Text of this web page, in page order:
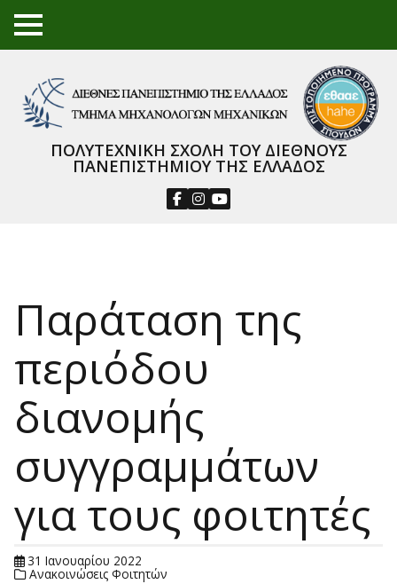
TO
GGL
NU
ΠΟΛΥΤΕΧΝΙΚΗ ΣΧΟΛΗ ΤΟΥ ΔΙΕΘΝΟΥΣ
ΠΑΝΕΠΙΣΤΗΜΙΟΥ ΤΗΣ ΕΛΛΑΔΟΣ
Παράταση της
περιόδου
διανομής
συγγραμμάτων
για τους φοιτητές
31 Ιανουαρίου 2022
Ανακοινώσεις Φοιτητών